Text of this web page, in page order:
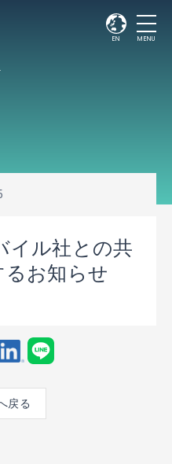
EN MENU
お知らせ
イル社との共
お知らせ
戻る